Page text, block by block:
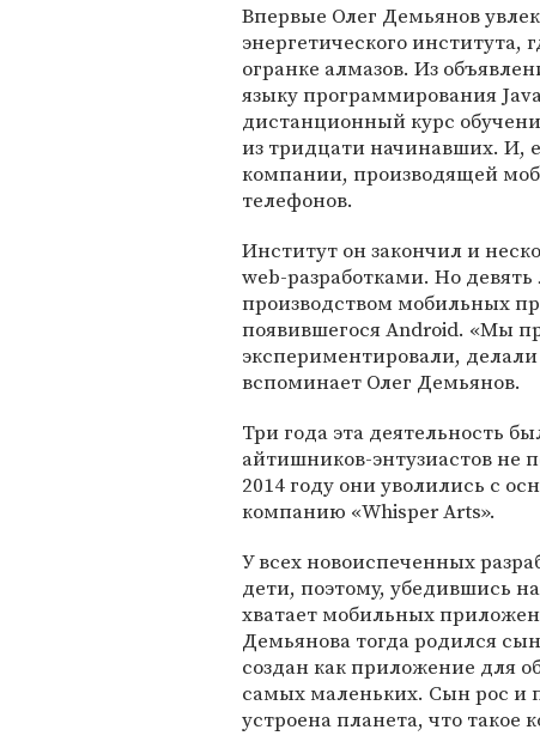
Впервые Олег Демьянов
энергетического института,
огранке алмазов. Из
языку программирования
дистанционный курс
из тридцати начинавших. И,
компании, производящей
телефонов.
Институт он закончил и
web-разработками. Но
производством мобильных
появившегося Android. «Мы
экспериментировали,
вспоминает Олег Демьянов.
Три года эта деятельность
айтишников-энтузиастов не
2014 году они уволились с
компанию «Whisper Arts».
У всех новоиспеченных
дети, поэтому, убедившись
хватает мобильных
Демьянова тогда родился
создан как приложение для
самых маленьких. Сын рос и
устроена планета, что такое